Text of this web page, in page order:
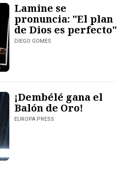
Lamine se
pronuncia: "El plan
de Dios es perfecto"
DIEGO GOMES
¡Dembélé gana el
Balón de Oro!
EUROPA PRESS